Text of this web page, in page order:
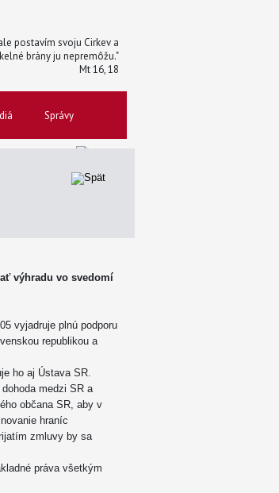
postavím svoju Cirkev a
brány ju nepremôžu."
Mt 16, 18
Správy
výhradu vo svedomí
vyjadruje plnú podporu
republikou a
ho aj Ústava SR.
medzi SR a
občana SR, aby v
hraníc
zmluvy by sa
práva všetkým